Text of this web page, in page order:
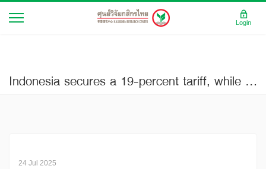
Indonesia secures a 19-percent tariff, while having to open its market and accept comprehensive US conditions (Business Brief No.4178 Full Ed.)
24 Jul 2025
Login